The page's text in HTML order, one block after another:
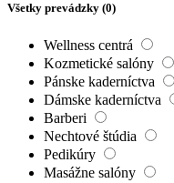
Všetky prevádzky (0)
Wellness centrá
Kozmetické salóny
Pánske kaderníctva
Dámske kaderníctva
Barberi
Nechtové štúdia
Pedikúry
Masážne salóny